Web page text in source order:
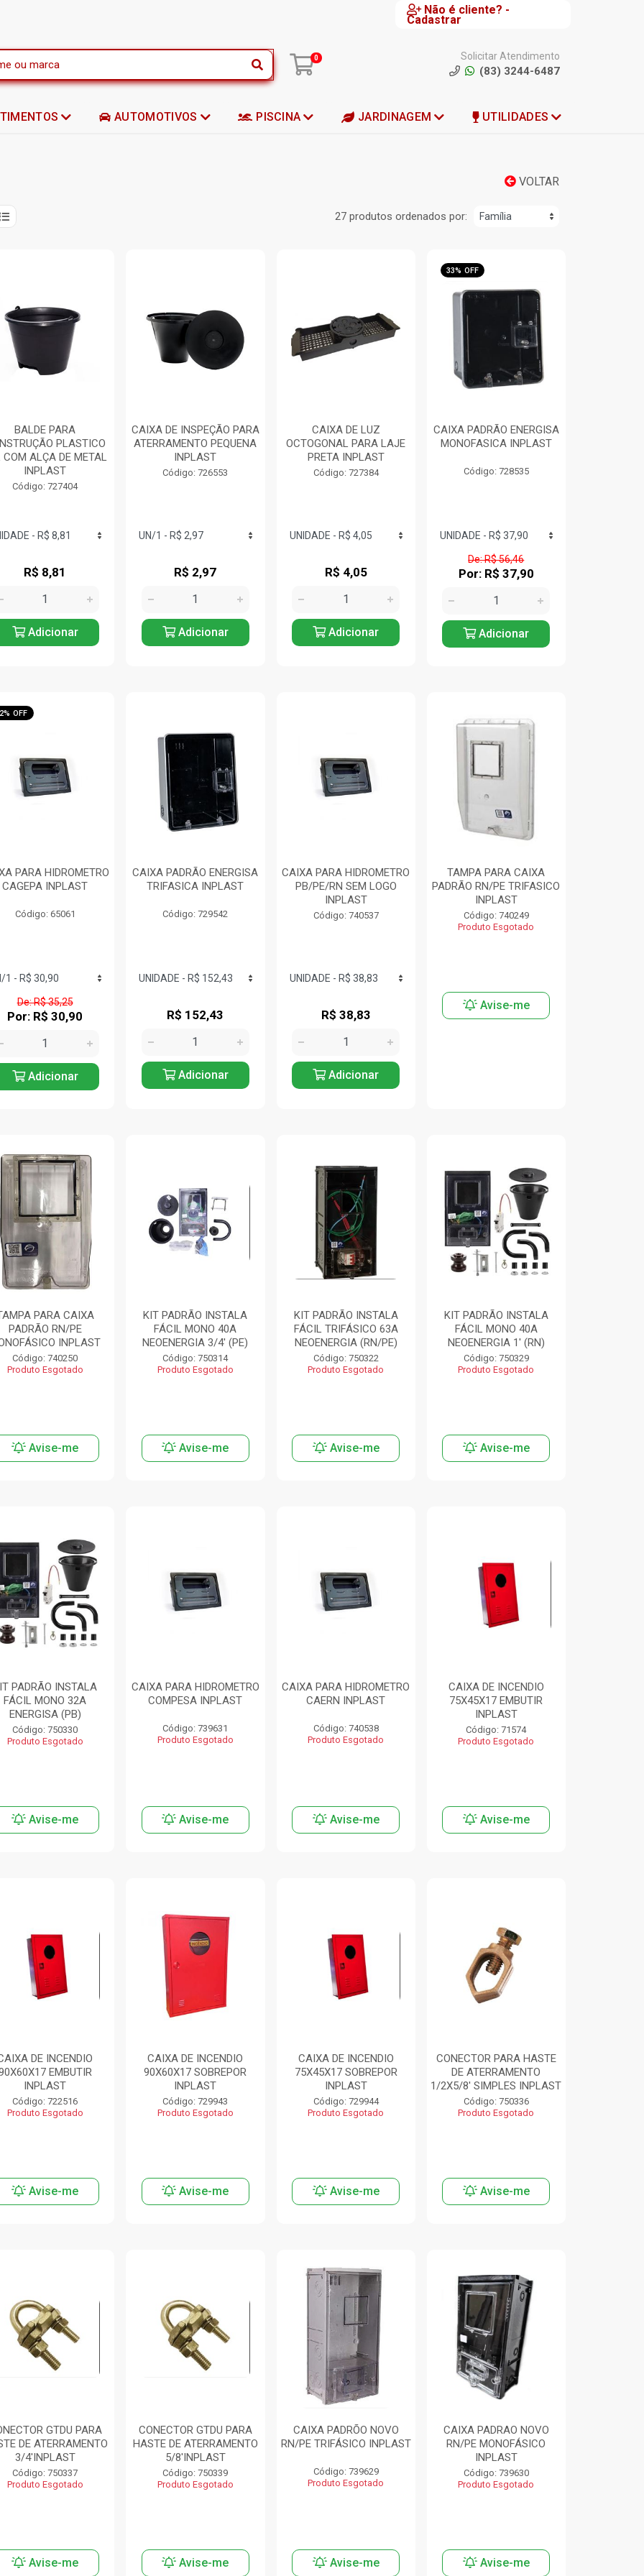
Não é cliente? -
Cadastrar
0 Solicitar Atendimento
(83) 3244-6487
AUTOMOTIVOS PISCINA JARDINAGEM UTILIDADES
VOLTAR
27 produtos ordenados por:
BALDE PARA
PLASTICO
COM ALÇA DE METAL
INPLAST
Código: 727404
R$ 8,81
Adicionar
CAIXA DE INSPEÇÃO PARA
ATERRAMENTO PEQUENA
INPLAST
Código: 726553
R$ 2,97
Adicionar
CAIXA DE LUZ
OCTOGONAL PARA LAJE
PRETA INPLAST
Código: 727384
R$ 4,05
Adicionar
33% OFF
CAIXA PADRÃO ENERGISA
MONOFASICA INPLAST
Código: 728535
De: R$ 56,46
Por: R$ 37,90
Adicionar
OFF
PARA HIDROMETRO
CAGEPA INPLAST
Código: 65061
De: R$ 35,25
Por: R$ 30,90
Adicionar
CAIXA PADRÃO ENERGISA
TRIFASICA INPLAST
Código: 729542
R$ 152,43
Adicionar
CAIXA PARA HIDROMETRO
PB/PE/RN SEM LOGO
INPLAST
Código: 740537
R$ 38,83
Adicionar
TAMPA PARA CAIXA
PADRÃO RN/PE TRIFASICO
INPLAST
Código: 740249
Produto Esgotado
Avise-me
PARA CAIXA
PADRÃO RN/PE
INPLAST
Código: 740250
Produto Esgotado
Avise-me
KIT PADRÃO INSTALA
FÁCIL MONO 40A
NEOENERGIA 3/4' (PE)
Código: 750314
Produto Esgotado
Avise-me
KIT PADRÃO INSTALA
FÁCIL TRIFÁSICO 63A
NEOENERGIA (RN/PE)
Código: 750322
Produto Esgotado
Avise-me
KIT PADRÃO INSTALA
FÁCIL MONO 40A
NEOENERGIA 1' (RN)
Código: 750329
Produto Esgotado
Avise-me
PADRÃO INSTALA
FÁCIL MONO 32A
ENERGISA (PB)
Código: 750330
Produto Esgotado
Avise-me
CAIXA PARA HIDROMETRO
COMPESA INPLAST
Código: 739631
Produto Esgotado
Avise-me
CAIXA PARA HIDROMETRO
CAERN INPLAST
Código: 740538
Produto Esgotado
Avise-me
CAIXA DE INCENDIO
75X45X17 EMBUTIR
INPLAST
Código: 71574
Produto Esgotado
Avise-me
DE INCENDIO
EMBUTIR
INPLAST
Código: 722516
Produto Esgotado
Avise-me
CAIXA DE INCENDIO
90X60X17 SOBREPOR
INPLAST
Código: 729943
Produto Esgotado
Avise-me
CAIXA DE INCENDIO
75X45X17 SOBREPOR
INPLAST
Código: 729944
Produto Esgotado
Avise-me
CONECTOR PARA HASTE
DE ATERRAMENTO
1/2X5/8' SIMPLES INPLAST
Código: 750336
Produto Esgotado
Avise-me
GTDU PARA
DE ATERRAMENTO
3/4'INPLAST
Código: 750337
Produto Esgotado
Avise-me
CONECTOR GTDU PARA
HASTE DE ATERRAMENTO
5/8'INPLAST
Código: 750339
Produto Esgotado
Avise-me
CAIXA PADRÕO NOVO
RN/PE TRIFÁSICO INPLAST
Código: 739629
Produto Esgotado
Avise-me
CAIXA PADRAO NOVO
RN/PE MONOFÁSICO
INPLAST
Código: 739630
Produto Esgotado
Avise-me